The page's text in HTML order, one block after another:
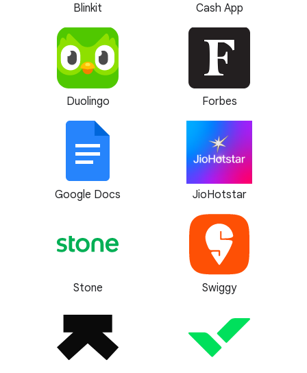
Blinkit Cash App
Duolingo Forbes
Google Docs JioHotstar
Stone Swiggy